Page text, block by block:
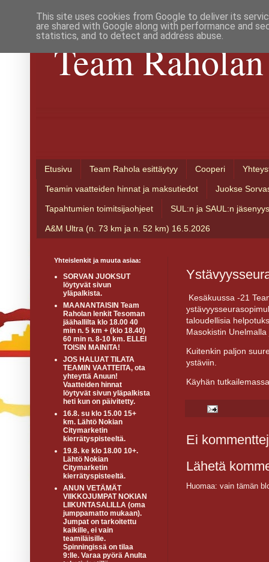
Team
Etusivu Team Rahola esittäytyy Cooperi
Teamin vaatteiden hinnat ja maksutiedot Juokse
Tapahtumien toimitsijaohjeet SUL:n ja SAUL:n jäsenyys
A&M Ultra (n. 73 km ja n. 52 km) 16.5.2026
Kesäkuussa -21
taloudellisia
Masokistin
Kuitenkin paljon
ystäviin.
Käyhän
Ei
Lähetä
Huomaa: vain tämän
Yhteislenkit ja muuta asiaa:
SORVAN JUOKSUT
löytyvät sivun
yläpalkista.
MAANANTAISIN Team
Raholan lenkit Tesoman
jäähallilta klo 18.00 40
min n. 5 km + (klo 18.40)
60 min n. 8-10 km. ELLEI
TOISIN MAINITA!
JOS HALUAT TILATA
TEAMIN VAATTEITA, ota
yhteyttä Anuun!
Vaatteiden hinnat
löytyvät sivun yläpalkista
heti kun on päivitetty.
16.8. su klo 15.00 15+
km. Lähtö Nokian
Citymarketin
kierrätyspisteeltä.
19.8. ke klo 18.00 10+.
Lähtö Nokian
Citymarketin
kierrätyspisteeltä.
ANUN VETÄMÄT
VIIKKOJUMPAT NOKIAN
LIIKUNTASALILLA (oma
jumppamatto mukaan).
Jumpat on tarkoitettu
kaikille, ei vain
teamiläisille.
Spinningissä on tilaa
9:lle. Varaa pyörä Anulta
This site uses cookies from Google to deliver its
are shared with Google along with performance and
statistics, and to detect and address abuse.